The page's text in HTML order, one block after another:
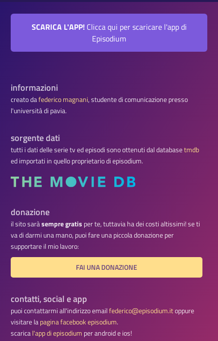
SCARICA L'APP!Clicca qui per scaricare l'app di
Episodium
informazioni
creato dafederico magnani, studente di comunicazione presso
l'università di pavia.
sorgente dati
tutti i dati delle serie tv ed episodi sono ottenuti dal databasetmdb
ed importati in quello proprietario di episodium.
donazione
il sito saràsempre gratis per te, tuttavia ha dei costi altissimi! se ti
va di darmi una mano, puoi fare una piccola donazione per
supportare il mio lavoro:
FAI UNA DONAZIONE
contatti, social e app
puoi contattarmi all'indirizzo emailfederico@episodium.itoppure
visitare lapagina facebook episodium.
scarical'app di episodium per android e ios!